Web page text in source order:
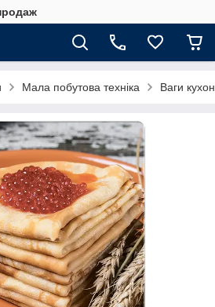
Мала побутова техніка Ваги